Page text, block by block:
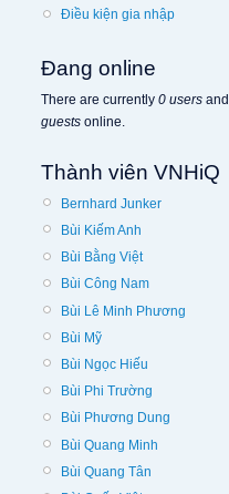
Điều kiện gia nhập
Đang online
There are currently 0 users and
guests online.
Thành viên VNHiQ
Bernhard Junker
Bùi Kiếm Anh
Bùi Bằng Việt
Bùi Công Nam
Bùi Lê Minh Phương
Bùi Mỹ
Bùi Ngọc Hiếu
Bùi Phi Trường
Bùi Phương Dung
Bùi Quang Minh
Bùi Quang Tân